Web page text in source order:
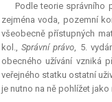
Podle teorie správního
zejména voda, pozemní
všeobecně přístupných
kol., Správní právo, 5.
obecného užívání vzniká
veřejného statku ostatní
je nutno na ně pohlížet